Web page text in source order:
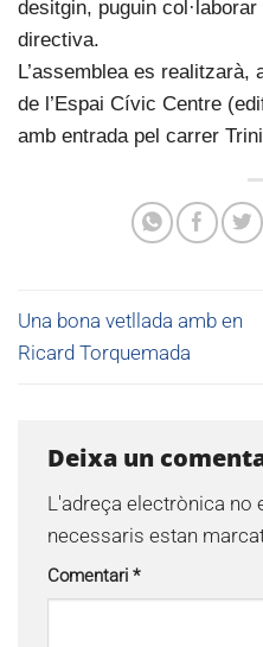
desitgin, puguin
directiva.
L’assemblea es realitzarà,
de l’Espai Cívic Centre
amb entrada pel carrer
Una bona vetllada amb en
Ricard Torquemada
Deixa un
L'adreça electrònica no
necessaris estan
Comentari *